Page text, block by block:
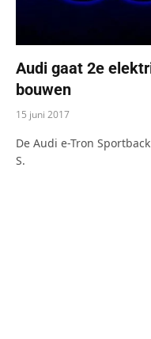
Audi gaat 2e
bouwen
15 juni 2017
De Audi e-Tron
S.